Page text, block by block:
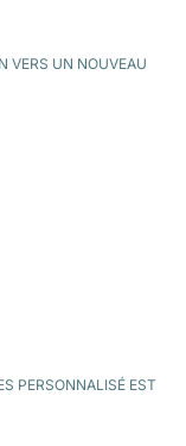
VERS UN NOUVEAU
PERSONNALISÉ EST